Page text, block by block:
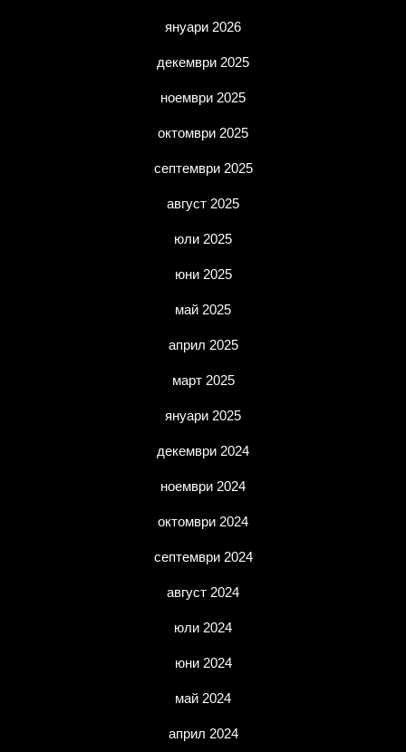
януари 2026
декември 2025
ноември 2025
октомври 2025
септември 2025
август 2025
юли 2025
юни 2025
май 2025
април 2025
март 2025
януари 2025
декември 2024
ноември 2024
октомври 2024
септември 2024
август 2024
юли 2024
юни 2024
май 2024
април 2024